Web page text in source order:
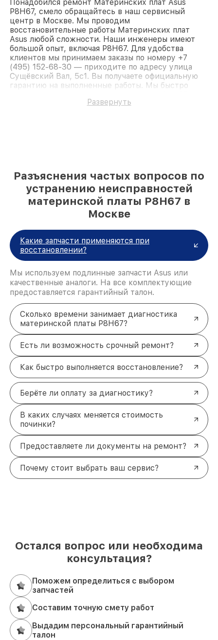
Понадобился ремонт Материнских плат Asus
P8H67, смело обращайтесь в наш сервисный
центр в Москве. Мы проводим
восстановительные работы Материнских плат
Asus любой сложности. Наши инженеры имеют
большой опыт, включая P8H67. Для удобства
клиентов мы принимаем заказы по номеру +7
(495) 152-68-30 — приходите по адресу улица
Сущёвский Вал, 5с1. Вы получаете официальную
гарантию на выполненные работы. Мы быстро
Развернуть
Разъяснения частых вопросов по
устранению неисправностей
материнской платы P8H67 в
Москве
Какие запчасти применяются при
восстановлении?
Мы используем подлинные запчасти Asus или
качественные аналоги. На все комплектующие
предоставляется гарантийный талон.
Сколько времени занимает диагностика
материнской платы P8H67?
Есть ли возможность срочный ремонт?
Как быстро выполняется восстановление?
Берёте ли оплату за диагностику?
В каких случаях меняется стоимость
починки?
Предоставляете ли документы на ремонт?
Почему стоит выбрать ваш сервис?
Остался вопрос или необходима
консультация?
Поможем определиться с выбором
запчастей
Составим точную смету работ
Выдадим персональный гарантийный
талон